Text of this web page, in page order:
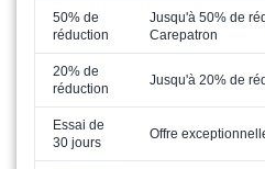
50% de
réduction
Jusqu'à 50% de
Carepatron
20% de
réduction
Jusqu'à 20% de
Essai de
30 jours
Offre